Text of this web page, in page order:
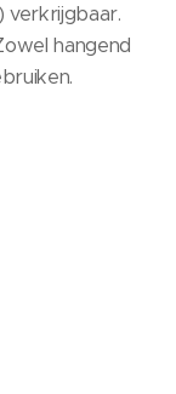
verkrijgbaar.
hangend